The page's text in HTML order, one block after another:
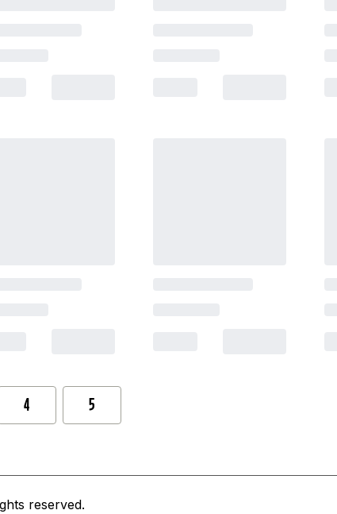
4 5
reserved.